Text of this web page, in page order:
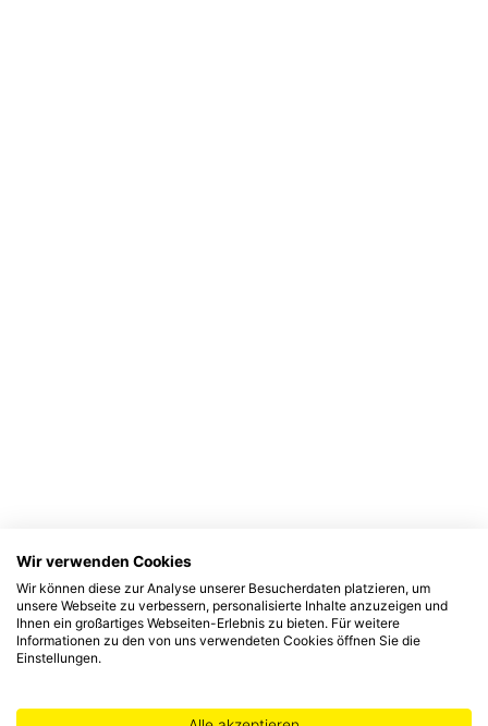
Wir verwenden Cookies
Wir können diese zur Analyse unserer Besucherdaten platzieren, um
unsere Webseite zu verbessern, personalisierte Inhalte anzuzeigen und
Ihnen ein großartiges Webseiten-Erlebnis zu bieten. Für weitere
Informationen zu den von uns verwendeten Cookies öffnen Sie die
Einstellungen.